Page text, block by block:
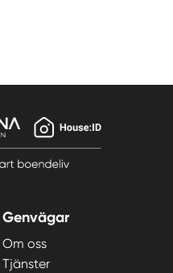
Genvägar
Om oss
Tjänster